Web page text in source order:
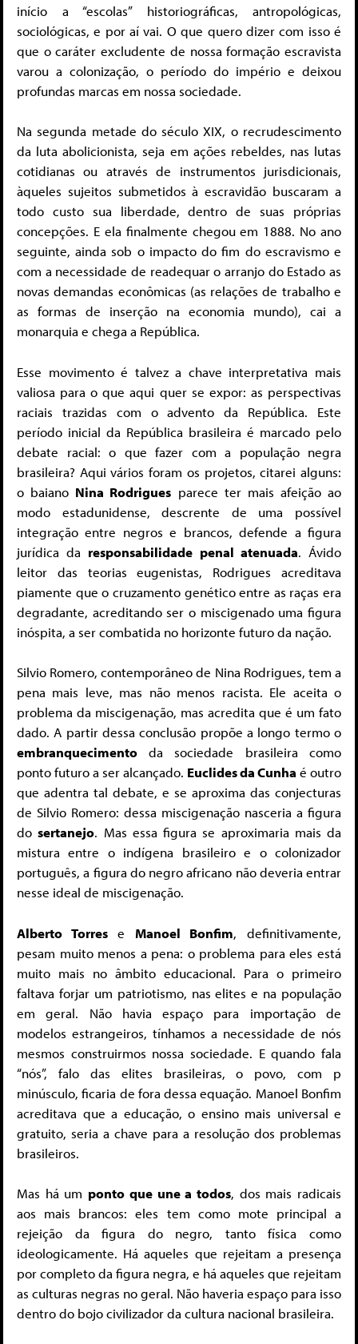
início a “escolas” historiográficas, antropológicas,
sociológicas, e por aí vai. O que quero dizer com isso é
que o caráter excludente de nossa formação escravista
varou a colonização, o período do império e deixou
profundas marcas em nossa sociedade.
Na segunda metade do século XIX, o recrudescimento
da luta abolicionista, seja em ações rebeldes, nas lutas
cotidianas ou através de instrumentos jurisdicionais,
àqueles sujeitos submetidos à escravidão buscaram a
todo custo sua liberdade, dentro de suas próprias
concepções. E ela finalmente chegou em 1888. No ano
seguinte, ainda sob o impacto do fim do escravismo e
com a necessidade de readequar o arranjo do Estado as
novas demandas econômicas (as relações de trabalho e
as formas de inserção na economia mundo), cai a
monarquia e chega a República.
Esse movimento é talvez a chave interpretativa mais
valiosa para o que aqui quer se expor: as perspectivas
raciais trazidas com o advento da República. Este
período inicial da República brasileira é marcado pelo
debate racial: o que fazer com a população negra
brasileira? Aqui vários foram os projetos, citarei alguns:
o baiano Nina Rodrigues parece ter mais afeição ao
modo estadunidense, descrente de uma possível
integração entre negros e brancos, defende a figura
jurídica da responsabilidade penal atenuada. Ávido
leitor das teorias eugenistas, Rodrigues acreditava
piamente que o cruzamento genético entre as raças era
degradante, acreditando ser o miscigenado uma figura
inóspita, a ser combatida no horizonte futuro da nação.
Silvio Romero, contemporâneo de Nina Rodrigues, tem a
pena mais leve, mas não menos racista. Ele aceita o
problema da miscigenação, mas acredita que é um fato
dado. A partir dessa conclusão propõe a longo termo o
embranquecimento da sociedade brasileira como
ponto futuro a ser alcançado. Euclides da Cunha é outro
que adentra tal debate, e se aproxima das conjecturas
de Silvio Romero: dessa miscigenação nasceria a figura
dosertanejo. Mas essa figura se aproximaria mais da
mistura entre o indígena brasileiro e o colonizador
português, a figura do negro africano não deveria entrar
nesse ideal de miscigenação.
Alberto Torrese Manoel Bonfim, definitivamente,
pesam muito menos a pena: o problema para eles está
muito mais no âmbito educacional. Para o primeiro
faltava forjar um patriotismo, nas elites e na população
em geral. Não havia espaço para importação de
modelos estrangeiros, tínhamos a necessidade de nós
mesmos construirmos nossa sociedade. E quando fala
“nós”, falo das elites brasileiras, o povo, com p
minúsculo, ficaria de fora dessa equação. Manoel Bonfim
acreditava que a educação, o ensino mais universal e
gratuito, seria a chave para a resolução dos problemas
brasileiros.
Mas há um ponto que une a todos, dos mais radicais
aos mais brancos: eles tem como mote principal a
rejeição da figura do negro, tanto física como
ideologicamente. Há aqueles que rejeitam a presença
por completo da figura negra, e há aqueles que rejeitam
as culturas negras no geral. Não haveria espaço para isso
dentro do bojo civilizador da cultura nacional brasileira.